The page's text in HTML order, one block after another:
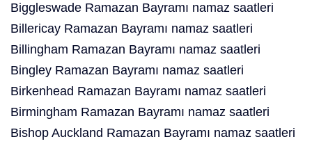
Biggleswade Ramazan Bayramı namaz saatleri
Billericay Ramazan Bayramı namaz saatleri
Billingham Ramazan Bayramı namaz saatleri
Bingley Ramazan Bayramı namaz saatleri
Birkenhead Ramazan Bayramı namaz saatleri
Birmingham Ramazan Bayramı namaz saatleri
Bishop Auckland Ramazan Bayramı namaz saatleri